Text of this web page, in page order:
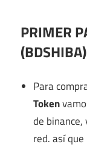
PRIMER
Para
Token
de
red. así